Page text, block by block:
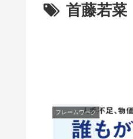
首藤若菜
フレームワーク